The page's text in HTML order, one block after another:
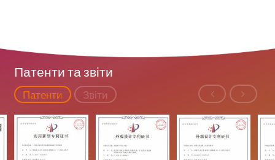
Патенти та звіти
Патенти Звіти